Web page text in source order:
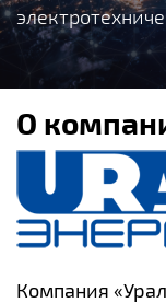
О
Компания